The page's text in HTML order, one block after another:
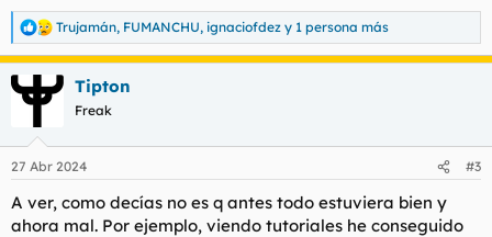
R
e
a
c
c
e
:
Trujamán, FUMANCHU, ignaciofdez y 1 persona más
Tipton
Freak
27 Abr 2024 #3
A ver, como decías no es q antes todo estuviera bien y
ahora mal. Por ejemplo, viendo tutoriales he conseguido